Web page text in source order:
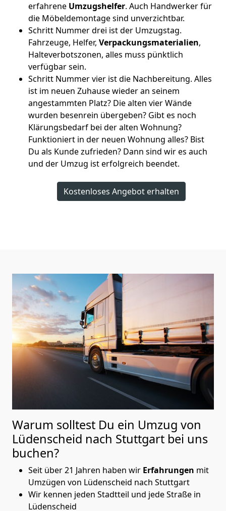
erfahrene Umzugshelfer. Auch Handwerker für
die Möbeldemontage sind unverzichtbar.
Schritt Nummer drei ist der Umzugstag.
Fahrzeuge, Helfer, Verpackungsmaterialien,
Halteverbotszonen, alles muss pünktlich
verfügbar sein.
Schritt Nummer vier ist die Nachbereitung. Alles
ist im neuen Zuhause wieder an seinem
angestammten Platz? Die alten vier Wände
wurden besenrein übergeben? Gibt es noch
Klärungsbedarf bei der alten Wohnung?
Funktioniert in der neuen Wohnung alles? Bist
Du als Kunde zufrieden? Dann sind wir es auch
und der Umzug ist erfolgreich beendet.
Kostenloses Angebot erhalten
Warum solltest Du ein Umzug von
Lüdenscheid nach Stuttgart bei uns
buchen?
Seit über 21 Jahren haben wir Erfahrungen mit
Umzügen von Lüdenscheid nach Stuttgart
Wir kennen jeden Stadtteil und jede Straße in
Lüdenscheid